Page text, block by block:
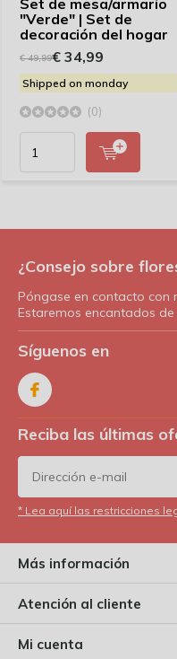
Set de mesa/armario
"Verde" | Set de
decoración del hogar
€ 49,99€ 34,99
Shipped on monday
(0)
¿Consejo sobre
Póngase en contacto con
Estaremos encantados de
Síguenos en
Reciba las últimas
* Lea aquí las restricciones
Más información
Atención al cliente
Mi cuenta